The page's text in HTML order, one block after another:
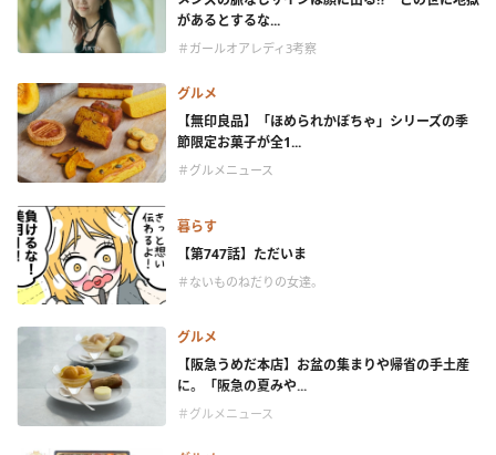
があるとするな...
＃ガールオアレディ3考察
グルメ
【無印良品】「ほめられかぼちゃ」シリーズの季
節限定お菓子が全1...
＃グルメニュース
暮らす
【第747話】ただいま
＃ないものねだりの女達。
グルメ
【阪急うめだ本店】お盆の集まりや帰省の手土産
に。「阪急の夏みや...
＃グルメニュース